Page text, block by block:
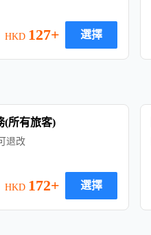
HKD 127+ 選擇
(所有旅客)
退改
HKD 172+ 選擇